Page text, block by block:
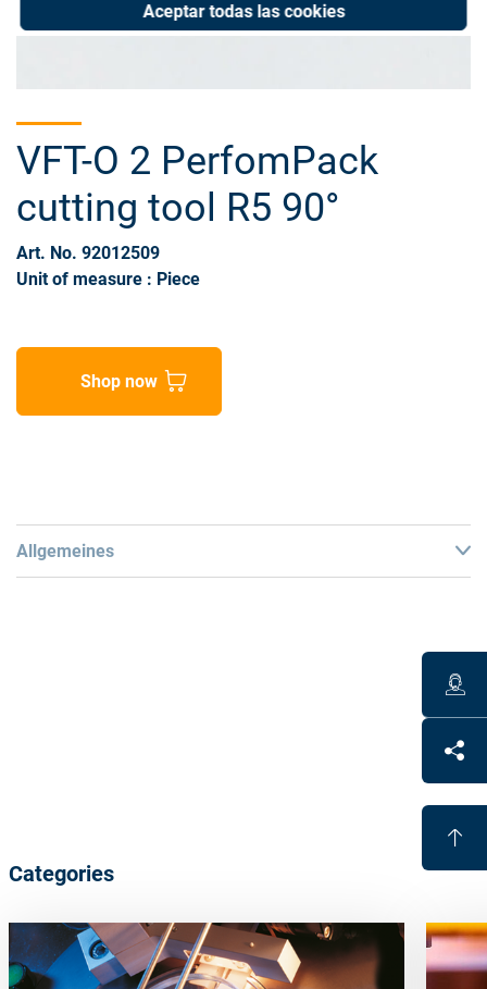
Aceptar todas las cookies
VFT-O 2 PerfomPack
cutting tool R5 90°
Art. No. 92012509
Unit of measure : Piece
Shop now
Allgemeines
Radius 2 mm MCD* tip for all organic lens materials
Benefits
Short set-up time after tool change due to accurate
length, height and radius of the tool
Categories